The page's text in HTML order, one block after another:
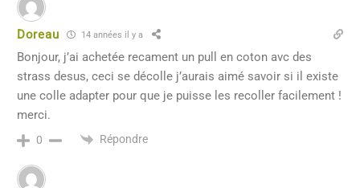
Doreau 14 années il y a
Bonjour, j’ai achetée recament un pull en coton avc des
strass desus, ceci se décolle j’aurais aimé savoir si il existe
une colle adapter pour que je puisse les recoller facilement !
merci.
0 Répondre